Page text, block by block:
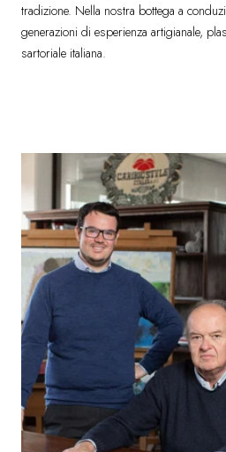
tradizione. Nella nostra bottega a
generazioni di esperienza artigianale,
sartoriale italiana.